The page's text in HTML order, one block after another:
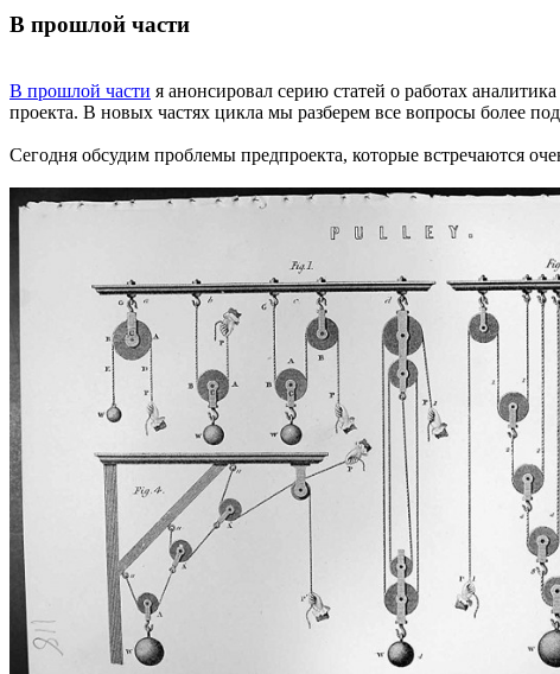
В прошлой части
В прошлой части я анонсировал серию статей о работах
проекта. В новых частях цикла мы разберем все вопросы более
Сегодня обсудим проблемы предпроекта, которые встречаются